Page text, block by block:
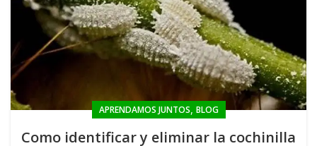
APRENDAMOS JUNTOS, BLOG
Como identificar y eliminar la cochinilla